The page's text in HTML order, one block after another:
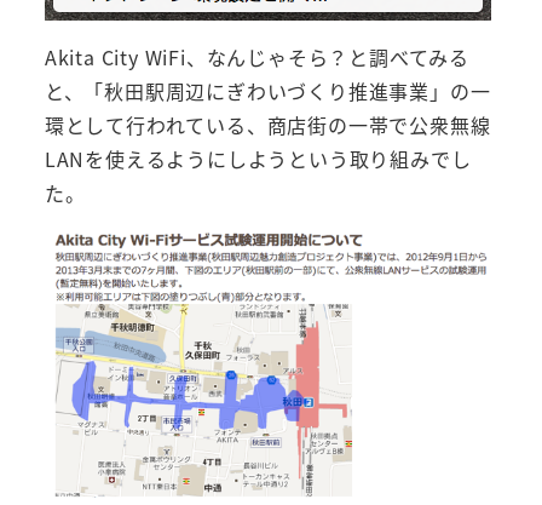
Akita City WiFi、なんじゃそら？と調べてみる
と、「秋田駅周辺にぎわいづくり推進事業」の一
環として行われている、商店街の一帯で公衆無線
LANを使えるようにしようという取り組みでし
た。